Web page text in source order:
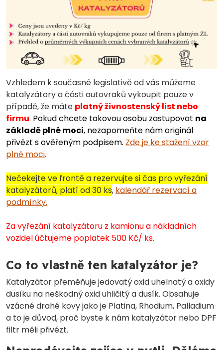
Vzhledem k současné legislativě od vás můžeme
katalyzátory a části autovraků vykoupit pouze v
případě, že máte platný živnostenský list nebo
firmu. Pokud chcete takovou osobu zastupovat na
základě plné moci, nezapomeňte nám originál
přivézt s ověřeným podpisem. Zde je ke stažení vzor
plné moci.
Nečekejte ve frontě a rezervujte si čas pro vyřezání
katalyzátorů, platí od 30 ks, kalendář rezervací a
podmínky.
Za vyřezání katalyzátoru z kamionu a nákladních
vozidel účtujeme poplatek 500 Kč/ ks.
Co to vlastně ten katalyzátor je?
Katalyzátor přeměňuje jedovatý oxid uhelnatý a oxidy
dusíku na neškodný oxid uhličitý a dusík. Obsahuje
vzácné drahé kovy jako je Platina, Rhodium, Palladium
a to je důvod, proč byste k nám katalyzátor nebo DPF
filtr měli přivézt.